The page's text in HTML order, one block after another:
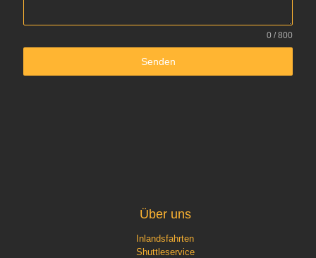
0 / 800
Senden
Über uns
Inlandsfahrten
Shuttleservice